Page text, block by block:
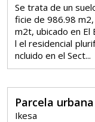
Se trata de un
ficie de 986.98
m2t, ubicado en El
l el residencial
ncluido en el Sect...
Parcela
Ikesa